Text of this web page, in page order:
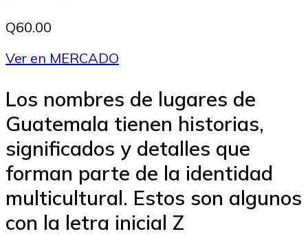
Q60.00
Ver en MERCADO
Los nombres de lugares de
Guatemala tienen historias,
significados y detalles que
forman parte de la identidad
multicultural. Estos son algunos
con la letra inicial Z